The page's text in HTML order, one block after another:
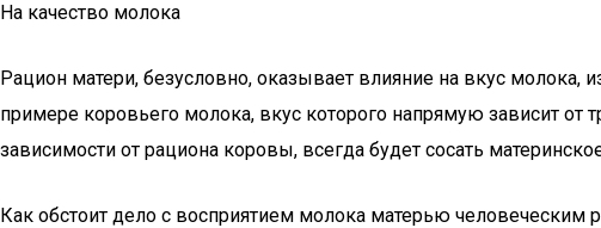
На качество молока
Рацион матери, безусловно, оказывает влияние на вкус молока,
примере коровьего молока, вкус которого напрямую зависит
зависимости от рациона коровы, всегда будет сосать
Как обстоит дело с восприятием молока матерью человеческим